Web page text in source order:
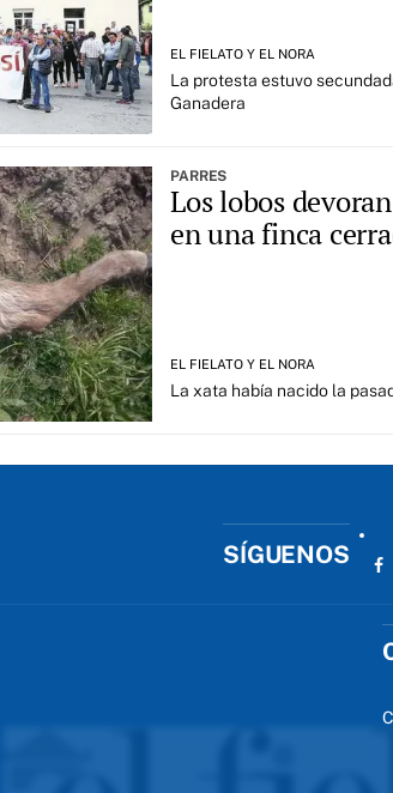
EL FIELATO Y EL NORA
La protesta estuvo
Ganadera
PARRES
Los lobos
en una finca
EL FIELATO Y EL NORA
La xata había nacido la
SÍGUENOS